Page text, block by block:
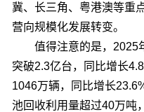
冀、长三角、粤港澳等重
营向规模化发展转变。
值得注意的是，2025
突破2.3亿台，同比增长
1046万辆，同比增长
池回收利用量超过40万吨